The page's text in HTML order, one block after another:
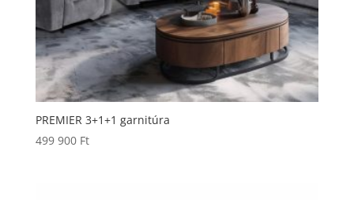
PREMIER 3+1+1 garnitúra
499 900 Ft